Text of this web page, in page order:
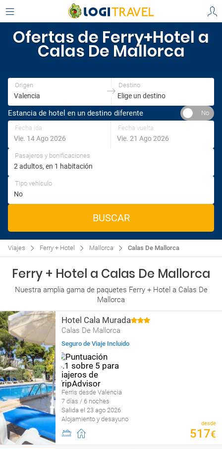
Ofertas de Ferry+Hotel a
Calas De Mallorca
Origen Destino
Estancia de hotel en un destino diferente
Fecha ida Fecha vuelta
Pasajeros y bonificaciones
Tipo vehículo
BUSCAR
Viajes Ferry + Hotel Mallorca Calas De Mallorca
Ferry + Hotel a Calas De Mallorca
Nuestra amplia gama de paquetes Ferry + Hotel a Calas De
Mallorca
Hotel Cala Murada
Calas De Mallorca
Seguro de Viaje Incluido
Ferris desde Valencia
7 días / 6 noches
Salida el 23 ago 2026
Alojamiento y desayuno
desde
517€